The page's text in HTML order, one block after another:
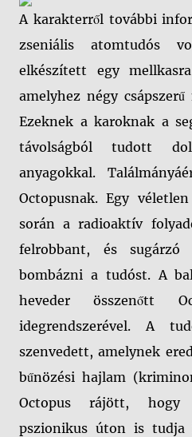
A karakterről további
zseniális atomtudós
elkészített egy
amelyhez négy
Ezeknek a karoknak a
távolságból tudott
anyagokkal.
Octopusnak. Egy
során a radioaktív
felrobbant, és sugárzó
bombázni a tudóst. A
heveder összenőtt
idegrendszerével. A
szenvedett, amelynek
bűnözési hajlam
Octopus rájött, hogy
pszionikus úton is tudja